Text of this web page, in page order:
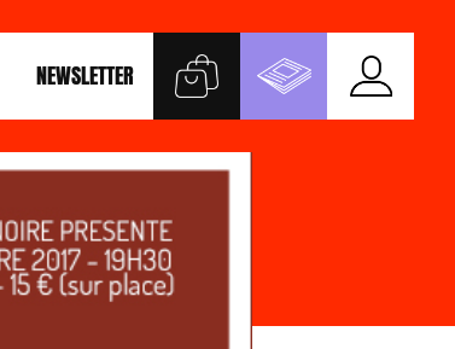
NEWSLETTER